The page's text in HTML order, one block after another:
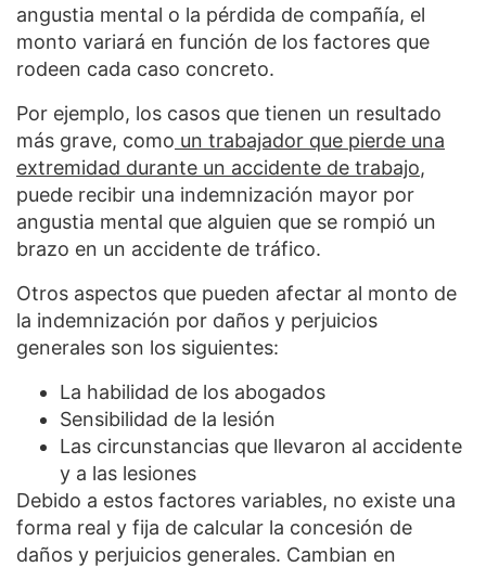
angustia mental o la pérdida de compañía, el
monto variará en función de los factores que
rodeen cada caso concreto.
Por ejemplo, los casos que tienen un resultado
más grave, como un trabajador que pierde una
extremidad durante un accidente de trabajo,
puede recibir una indemnización mayor por
angustia mental que alguien que se rompió un
brazo en un accidente de tráfico.
Otros aspectos que pueden afectar al monto de
la indemnización por daños y perjuicios
generales son los siguientes:
La habilidad de los abogados
Sensibilidad de la lesión
Las circunstancias que llevaron al accidente
y a las lesiones
Debido a estos factores variables, no existe una
forma real y fija de calcular la concesión de
daños y perjuicios generales. Cambian en